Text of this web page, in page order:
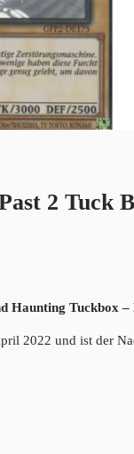
2 Tuck
Haunting Tuckbox –
2022 und ist der